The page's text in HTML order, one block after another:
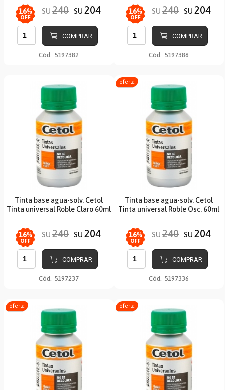
16%
OFF
$U 240 $U 204
COMPRAR
Cód. 5197382
16%
OFF
$U 240 $U 204
COMPRAR
Cód. 5197386
Tinta base agua-solv. Cetol
Tinta universal Roble Claro 60ml
16%
OFF
$U 240 $U 204
COMPRAR
Cód. 5197237
oferta
Tinta base agua-solv. Cetol
Tinta universal Roble Osc. 60ml
16%
OFF
$U 240 $U 204
COMPRAR
Cód. 5197336
oferta oferta